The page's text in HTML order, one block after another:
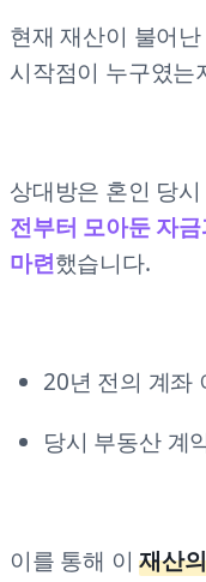
현재 재산이 불어
시작점이 누구였는
상대방은 혼인 당
전부터 모아둔 자
마련했습니다.
20년 전의 계좌
당시 부동산 계
이를 통해 이재산